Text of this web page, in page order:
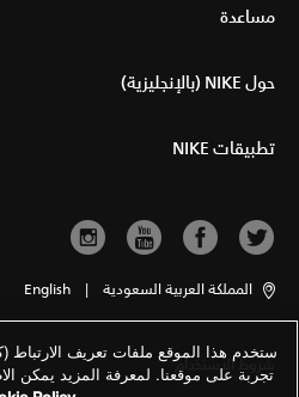
مساعدة
حول NIKE (بالإنجليزية)
تطبيقات NIKE
المملكة العربية السعودية |
English
شروط الاستخدام
ستخدم هذا الموقع ملفات تعريف
تجربة على موقعنا. لمعرفة المزيد يمكن